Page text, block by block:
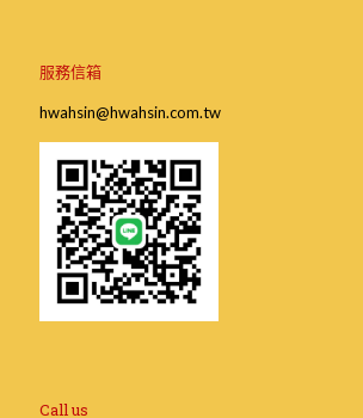
服務信箱
hwahsin@hwahsin.com.tw
Call us